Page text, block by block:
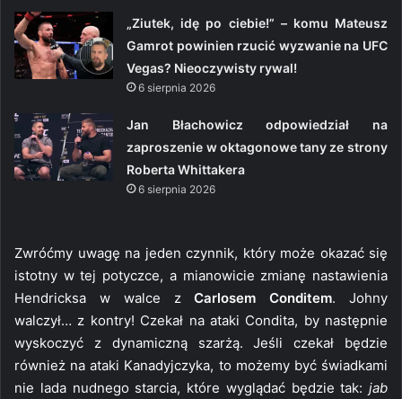
„Ziutek, idę po ciebie!” – komu Mateusz
Gamrot powinien rzucić wyzwanie na UFC
Vegas? Nieoczywisty rywal!
6 sierpnia 2026
Jan Błachowicz odpowiedział na
zaproszenie w oktagonowe tany ze strony
Roberta Whittakera
6 sierpnia 2026
Zwróćmy uwagę na jeden czynnik, który może okazać się
istotny w tej potyczce, a mianowicie zmianę nastawienia
Hendricksa w walce zCarlosem Conditem. Johny
walczył… z kontry! Czekał na ataki Condita, by następnie
wyskoczyć z dynamiczną szarżą. Jeśli czekał będzie
również na ataki Kanadyjczyka, to możemy być świadkami
nie lada nudnego starcia, które wyglądać będzie tak: jab